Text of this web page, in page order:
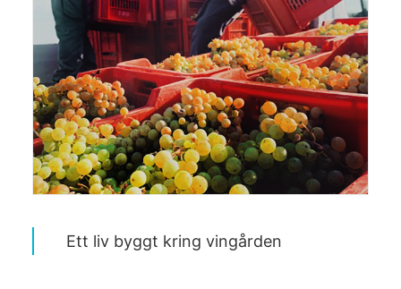
Ett liv byggt kring vingården